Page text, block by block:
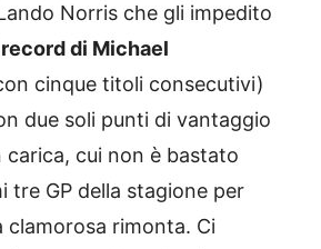
Norris che gli impedito
di Michael
cinque titoli consecutivi)
due soli punti di vantaggio
carica, cui non è bastato
tre GP della stagione per
clamorosa rimonta. Ci